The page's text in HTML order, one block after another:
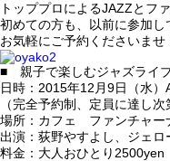
トッププロによるJAZZとフ
初めての方も、以前に参加し
お気軽にご予約くださいませ
■ 親子で楽しむジャズラ
日時：2015年12月9日（水
（完全予約制、定員に達し次
場所：カフェ ファンチャー
出演：荻野やすよし、ジェロ
料金：大人おひとり